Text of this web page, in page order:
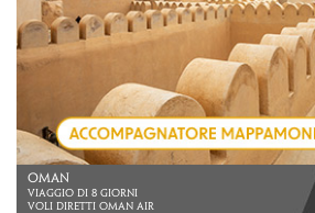
THAILANDIA
2 NOTTI SINGAPORE
5 NOTTI PHUKET